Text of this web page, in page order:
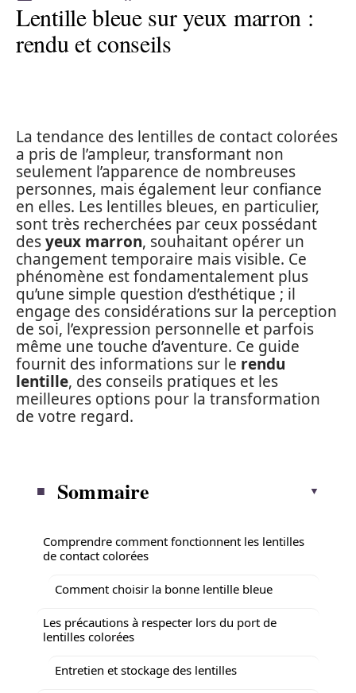
Lentille bleue sur yeux marron :
rendu et conseils
La tendance des lentilles de contact colorées
a pris de l’ampleur, transformant non
seulement l’apparence de nombreuses
personnes, mais également leur confiance
en elles. Les lentilles bleues, en particulier,
sont très recherchées par ceux possédant
desyeux marron, souhaitant opérer un
changement temporaire mais visible. Ce
phénomène est fondamentalement plus
qu’une simple question d’esthétique ; il
engage des considérations sur la perception
de soi, l’expression personnelle et parfois
même une touche d’aventure. Ce guide
fournit des informations sur le rendu
lentille, des conseils pratiques et les
meilleures options pour la transformation
de votre regard.
Sommaire
Comprendre comment fonctionnent les lentilles
de contact colorées
Comment choisir la bonne lentille bleue
Les précautions à respecter lors du port de
lentilles colorées
Entretien et stockage des lentilles